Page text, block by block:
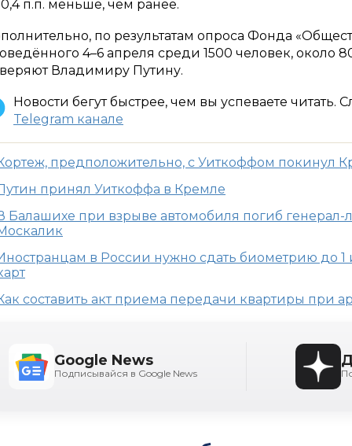
п.п. меньше, чем ранее.
по результатам опроса Фонда
4–6 апреля среди 1500 человек, около
Владимиру Путину.
Новости бегут быстрее, чем вы успеваете
Telegram канале
предположительно, с Уиткоффом покинул
принял Уиткоффа в Кремле
Балашихе при взрыве автомобиля погиб генерал-
в России нужно сдать биометрию до 1
составить акт приема передачи квартиры при
Google News
Подписывайся в Google News